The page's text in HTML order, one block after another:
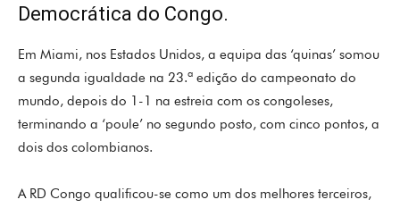
Democrática do Congo.
Em Miami, nos Estados Unidos, a equipa das ‘quinas’ somou
a segunda igualdade na 23.ª edição do campeonato do
mundo, depois do 1-1 na estreia com os congoleses,
terminando a ‘poule’ no segundo posto, com cinco pontos, a
dois dos colombianos.
A RD Congo qualificou-se como um dos melhores terceiros,